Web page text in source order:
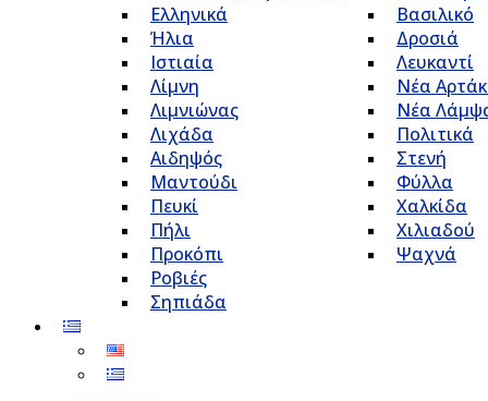
Ελληνικά
Ήλια
Ιστιαία
Λίμνη
Λιμνιώνας
Λιχάδα
Αιδηψός
Μαντούδι
Πευκί
Πήλι
Προκόπι
Ροβιές
Σηπιάδα
Βασιλικό
Δροσιά
Λευκαντί
Νέα
Νέα
Πολιτικά
Στενή
Φύλλα
Χαλκίδα
Χιλιαδού
Ψαχνά